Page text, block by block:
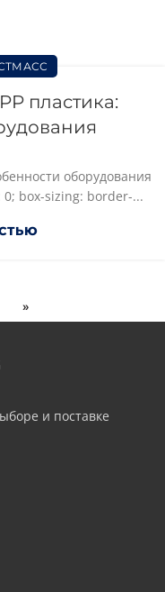
пластика:
оборудования
box-sizing: border-...
»
и поставке